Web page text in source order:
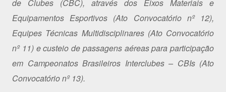
de Clubes (CBC), através dos Eixos Materiais e
Equipamentos Esportivos (Ato Convocatório nº 12),
Equipes Técnicas Multidisciplinares (Ato Convocatório
nº 11) e custeio de passagens aéreas para participação
em Campeonatos Brasileiros Interclubes – CBIs (Ato
Convocatório nº 13).